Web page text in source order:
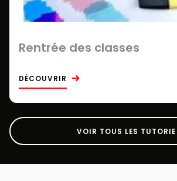
Rentrée des classes
DÉCOUVRIR
VOIR TOUS LES